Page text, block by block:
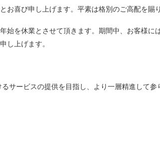
喜び申し上げます。平素は格別のご高配を賜
始を休業とさせて頂きます。期間中、お客様に
し上げます。
サービスの提供を目指し、より一層精進して